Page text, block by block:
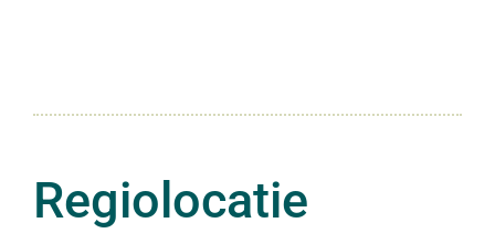
Regiolocatie